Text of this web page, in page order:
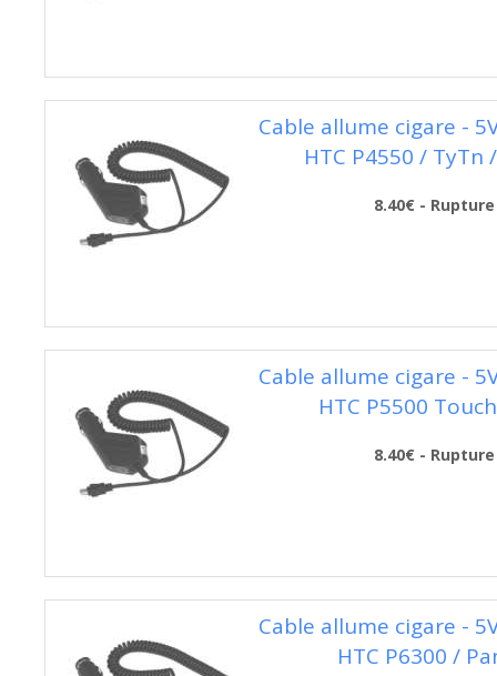
Cable allume cigare -
HTC P4550 / TyTn
8.40€ - Rupture
Cable allume cigare -
HTC P5500
8.40€ - Rupture
Cable allume cigare -
HTC P6300 /